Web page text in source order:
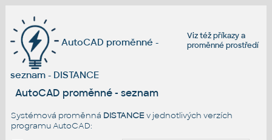
Viz téžpříkazya
proměnné prostředí
AutoCAD proměnné -
seznam - DISTANCE
AutoCAD proměnné - seznam
Systémová proměnná DISTANCEv jednotlivých verzích
programu AutoCAD: